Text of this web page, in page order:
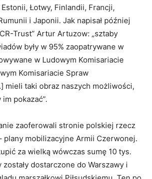
Łotwy, Finlandii, Francji,
i Japonii. Jak napisał później
Trust” Artur Artuzow: „sztaby
były w 95% zaopatrywane w
w Ludowym Komisariacie
Komisariacie Spraw
mieli taki obraz naszych możliwości,
pokazać”.
zaoferowali stronie polskiej rzecz
plany mobilizacyjne Armii Czerwonej.
za wielką wówczas sumę 10 tys.
zostały dostarczone do Warszawy i